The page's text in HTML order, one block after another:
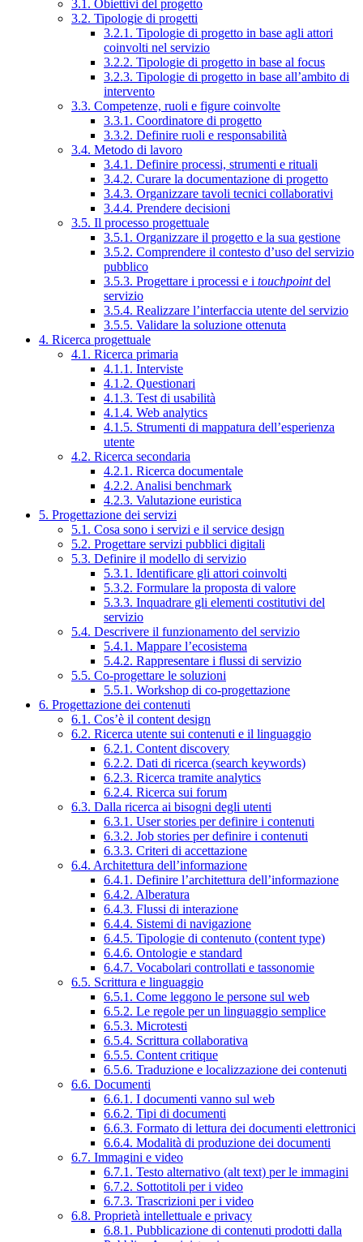
3.1. Obiettivi del progetto
3.2. Tipologie di progetti
3.2.1. Tipologie di progetto in base agli attori
coinvolti nel servizio
3.2.2. Tipologie di progetto in base al focus
3.2.3. Tipologie di progetto in base all’ambito di
intervento
3.3. Competenze, ruoli e figure coinvolte
3.3.1. Coordinatore di progetto
3.3.2. Definire ruoli e responsabilità
3.4. Metodo di lavoro
3.4.1. Definire processi, strumenti e rituali
3.4.2. Curare la documentazione di progetto
3.4.3. Organizzare tavoli tecnici collaborativi
3.4.4. Prendere decisioni
3.5. Il processo progettuale
3.5.1. Organizzare il progetto e la sua gestione
3.5.2. Comprendere il contesto d’uso del servizio
pubblico
3.5.3. Progettare i processi e i touchpointdel
servizio
3.5.4. Realizzare l’interfaccia utente del servizio
3.5.5. Validare la soluzione ottenuta
4. Ricerca progettuale
4.1. Ricerca primaria
4.1.1. Interviste
4.1.2. Questionari
4.1.3. Test di usabilità
4.1.4. Web analytics
4.1.5. Strumenti di mappatura dell’esperienza
utente
4.2. Ricerca secondaria
4.2.1. Ricerca documentale
4.2.2. Analisi benchmark
4.2.3. Valutazione euristica
5. Progettazione dei servizi
5.1. Cosa sono i servizi e il service design
5.2. Progettare servizi pubblici digitali
5.3. Definire il modello di servizio
5.3.1. Identificare gli attori coinvolti
5.3.2. Formulare la proposta di valore
5.3.3. Inquadrare gli elementi costitutivi del
servizio
5.4. Descrivere il funzionamento del servizio
5.4.1. Mappare l’ecosistema
5.4.2. Rappresentare i flussi di servizio
5.5. Co-progettare le soluzioni
5.5.1. Workshop di co-progettazione
6. Progettazione dei contenuti
6.1. Cos’è il content design
6.2. Ricerca utente sui contenuti e il linguaggio
6.2.1. Content discovery
6.2.2. Dati di ricerca (search keywords)
6.2.3. Ricerca tramite analytics
6.2.4. Ricerca sui forum
6.3. Dalla ricerca ai bisogni degli utenti
6.3.1. User stories per definire i contenuti
6.3.2. Job stories per definire i contenuti
6.3.3. Criteri di accettazione
6.4. Architettura dell’informazione
6.4.1. Definire l’architettura dell’informazione
6.4.2. Alberatura
6.4.3. Flussi di interazione
6.4.4. Sistemi di navigazione
6.4.5. Tipologie di contenuto (content type)
6.4.6. Ontologie e standard
6.4.7. Vocabolari controllati e tassonomie
6.5. Scrittura e linguaggio
6.5.1. Come leggono le persone sul web
6.5.2. Le regole per un linguaggio semplice
6.5.3. Microtesti
6.5.4. Scrittura collaborativa
6.5.5. Content critique
6.5.6. Traduzione e localizzazione dei contenuti
6.6. Documenti
6.6.1. I documenti vanno sul web
6.6.2. Tipi di documenti
6.6.3. Formato di lettura dei documenti elettronici
6.6.4. Modalità di produzione dei documenti
6.7. Immagini e video
6.7.1. Testo alternativo (alt text) per le immagini
6.7.2. Sottotitoli per i video
6.7.3. Trascrizioni per i video
6.8. Proprietà intellettuale e privacy
6.8.1. Pubblicazione di contenuti prodotti dalla